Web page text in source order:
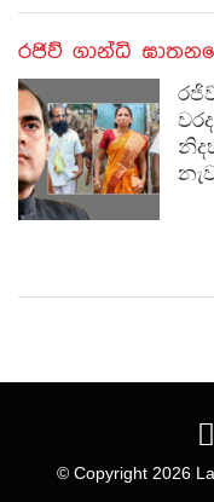
රජිව් ගාන්ධි
© Copyright 2026